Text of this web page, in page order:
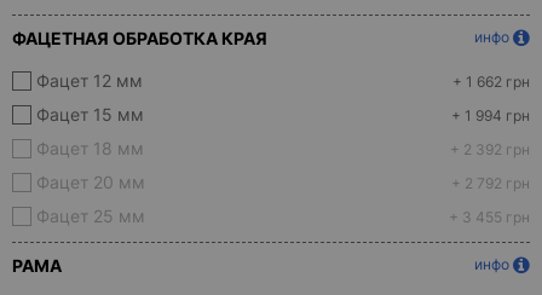
ФАЦЕТНАЯ ОБРАБОТКА КРАЯ инфо
Фацет 12 мм + 1 662 грн
Фацет 15 мм + 1 994 грн
Фацет 18 мм + 2 392 грн
Фацет 20 мм + 2 792 грн
Фацет 25 мм + 3 455 грн
РАМА инфо